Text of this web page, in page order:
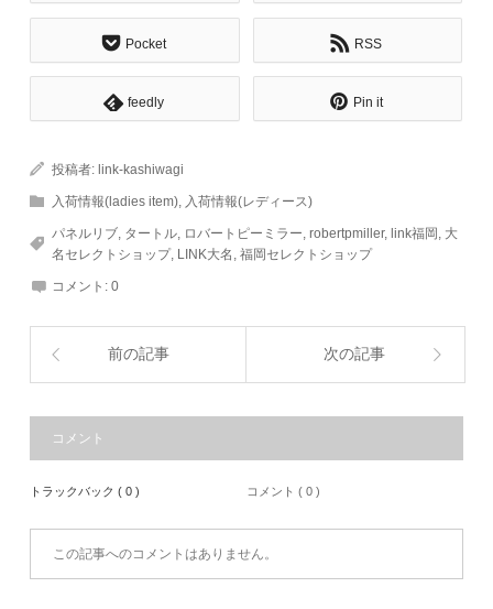
Pocket RSS
feedly Pin it
投稿者:link-kashiwagi
入荷情報(ladies item) 入荷情報(レディース)
パネルリブ タートル ロバートピーミラー ,robertpmiller,link福岡 大
名セレクトショップ, LINK大名 ,福岡セレクトショップ
コメント:0
前の記事 次の記事
コメント
トラックバック ( 0 ) コメント ( 0 )
この記事へのコメントはありません。